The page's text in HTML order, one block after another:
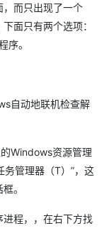
而只出现了一个
面只有两个选项：
。
自动地联机检查解
Windows资源管理
务管理器（T）”，这
。
进程，，在右下方找